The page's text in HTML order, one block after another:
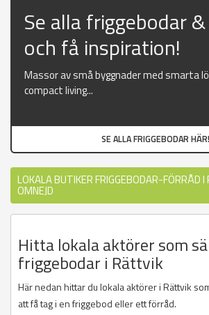
Se alla friggebodar
och få inspiration!
Massor av små byggnader med smarta
compact living...
SE ALLA FRIGGEBODAR HÄR!
LOKALA BUTIKER FRIGGEBODAR-FÖRRÅD
OMNEJD
Hitta lokala aktörer som
friggebodar i Rättvik
Här nedan hittar du lokala aktörer i Rättvik
att få tag i en friggebod eller ett förråd.